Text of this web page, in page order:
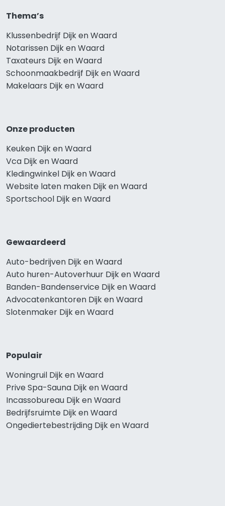
Thema’s
Klussenbedrijf Dijk en Waard
Notarissen Dijk en Waard
Taxateurs Dijk en Waard
Schoonmaakbedrijf Dijk en Waard
Makelaars Dijk en Waard
Onze producten
Keuken Dijk en Waard
Vca Dijk en Waard
Kledingwinkel Dijk en Waard
Website laten maken Dijk en Waard
Sportschool Dijk en Waard
Gewaardeerd
Auto-bedrijven Dijk en Waard
Auto huren-Autoverhuur Dijk en Waard
Banden-Bandenservice Dijk en Waard
Advocatenkantoren Dijk en Waard
Slotenmaker Dijk en Waard
Populair
Woningruil Dijk en Waard
Prive Spa-Sauna Dijk en Waard
Incassobureau Dijk en Waard
Bedrijfsruimte Dijk en Waard
Ongediertebestrijding Dijk en Waard